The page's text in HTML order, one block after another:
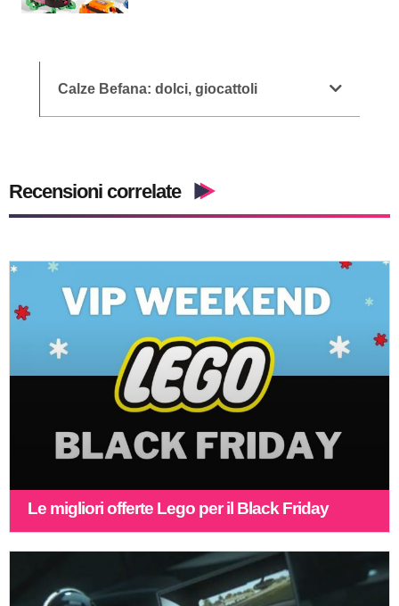
Calze Befana: dolci, giocattoli
Recensioni correlate
Le migliori offerte Lego per il Black Friday